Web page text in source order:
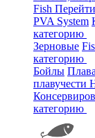
Fish
PVA System
категорию
Зерновые
категорию
Бойлы
плавучести
категорию